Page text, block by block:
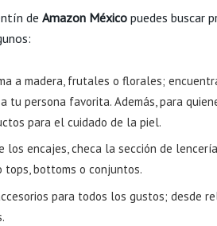
de Amazon México puedes buscar
a madera, frutales o florales;
tu persona favorita. Además, para
para el cuidado de la piel.
los encajes, checa la sección de
tops, bottoms o conjuntos.
para todos los gustos; desde